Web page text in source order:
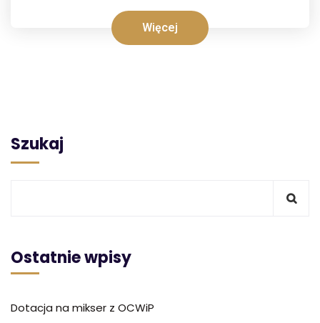
Więcej
Szukaj
Ostatnie wpisy
Dotacja na mikser z OCWiP